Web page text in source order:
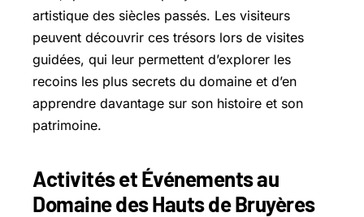
artistique des siècles passés. Les visiteurs
peuvent découvrir ces trésors lors de visites
guidées, qui leur permettent d’explorer les
recoins les plus secrets du domaine et d’en
apprendre davantage sur son histoire et son
patrimoine.
Activités et Événements au
Domaine des Hauts de Bruyères